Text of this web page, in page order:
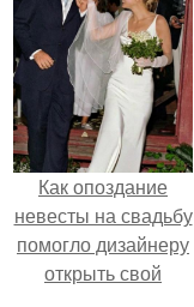
Как опоздание
невесты на свадьбу
помогло дизайнеру
открыть свой